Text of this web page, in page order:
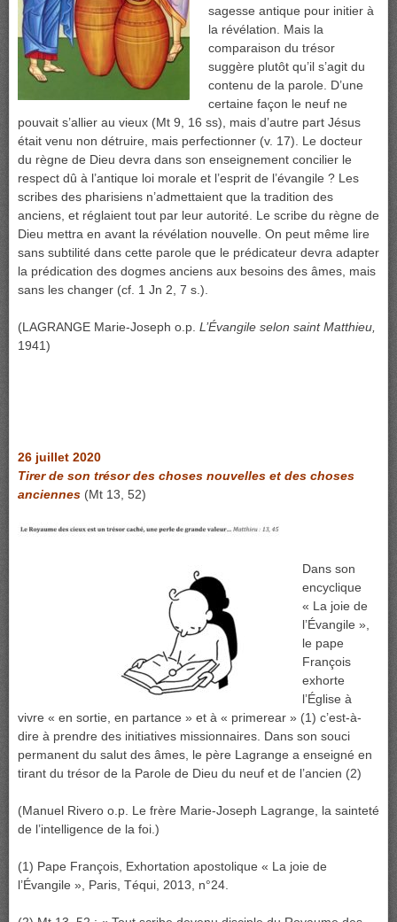
sagesse antique pour initier à
la révélation. Mais la
comparaison du trésor
suggère plutôt qu’il s’agit du
contenu de la parole. D’une
certaine façon le neuf ne
pouvait s’allier au vieux (Mt 9, 16 ss), mais d’autre part Jésus
était venu non détruire, mais perfectionner (v. 17). Le docteur
du règne de Dieu devra dans son enseignement concilier le
respect dû à l’antique loi morale et l’esprit de l’évangile ? Les
scribes des pharisiens n’admettaient que la tradition des
anciens, et réglaient tout par leur autorité. Le scribe du règne de
Dieu mettra en avant la révélation nouvelle. On peut même lire
sans subtilité dans cette parole que le prédicateur devra adapter
la prédication des dogmes anciens aux besoins des âmes, mais
sans les changer (cf. 1 Jn 2, 7 s.).
(LAGRANGE Marie-Joseph o.p. L’Évangile selon saint Matthieu,
1941)
26 juillet 2020
Tirer de son trésor des choses nouvelles et des choses
anciennes (Mt 13, 52)
Dans son
encyclique
« La joie de
l’Évangile »,
le pape
François
exhorte
l’Église à
vivre « en sortie, en partance » et à « primerear » (1) c’est-à-
dire à prendre des initiatives missionnaires. Dans son souci
permanent du salut des âmes, le père Lagrange a enseigné en
tirant du trésor de la Parole de Dieu du neuf et de l’ancien (2)
(Manuel Rivero o.p. Le frère Marie-Joseph Lagrange, la sainteté
de l’intelligence de la foi.)
(1) Pape François, Exhortation apostolique « La joie de
l’Évangile », Paris, Téqui, 2013, n°24.